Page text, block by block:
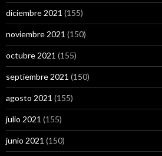
diciembre 2021 (155)
noviembre 2021 (150)
octubre 2021 (155)
septiembre 2021 (150)
agosto 2021 (155)
julio 2021 (155)
junio 2021 (150)